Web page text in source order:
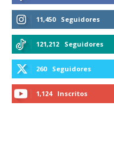
11,450 Seguidores
121,212 Seguidores
260 Seguidores
1,124 Inscritos